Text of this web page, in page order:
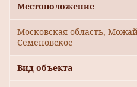
Местоположение
Московская область,
Семеновское
Вид объекта